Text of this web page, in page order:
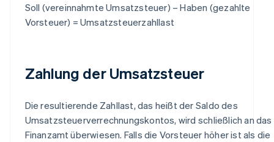
Soll (vereinnahmte Umsatzsteuer) – Haben (gezahlte
Vorsteuer) = Umsatzsteuerzahllast
Zahlung der Umsatzsteuer
Die resultierende Zahllast, das heißt der Saldo des
Umsatzsteuerverrechnungskontos, wird schließlich an das
Finanzamt überwiesen. Falls die Vorsteuer höher ist als die